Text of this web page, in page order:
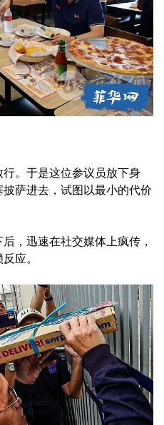
。于是这位参议员放下身
萨进去，试图以最小的代价
，迅速在社交媒体上疯传，
应。